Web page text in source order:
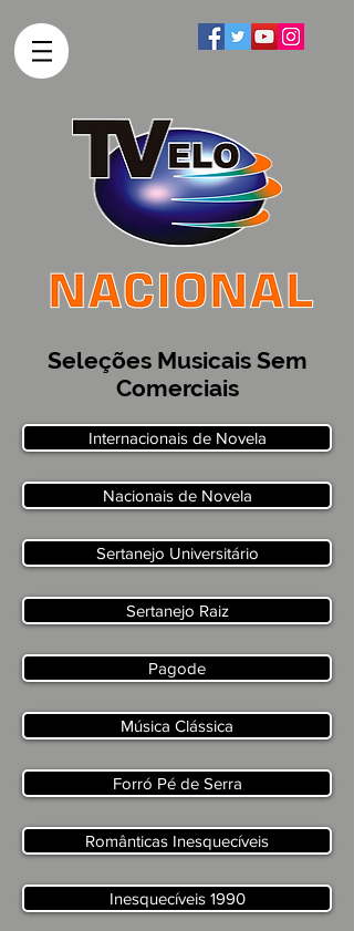
Seleções Musicais Sem
Comerciais
Internacionais de Novela
Nacionais de Novela
Sertanejo Universitário
Sertanejo Raiz
Pagode
Música Clássica
Forró Pé de Serra
Românticas Inesquecíveis
Inesquecíveis 1990